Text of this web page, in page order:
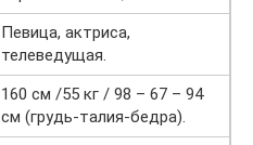
Певица, актриса,
телеведущая.
160 см /55 кг / 98 – 67 – 94
см (грудь-талия-бедра).